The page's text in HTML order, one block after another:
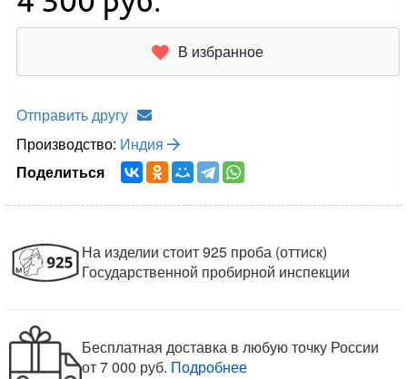
В избранное
Отправить другу
Производство: Индия
Поделиться
На изделии стоит 925 проба (оттиск)
Государственной пробирной инспекции
Бесплатная доставка в любую точку России
от 7 000 руб. Подробнее